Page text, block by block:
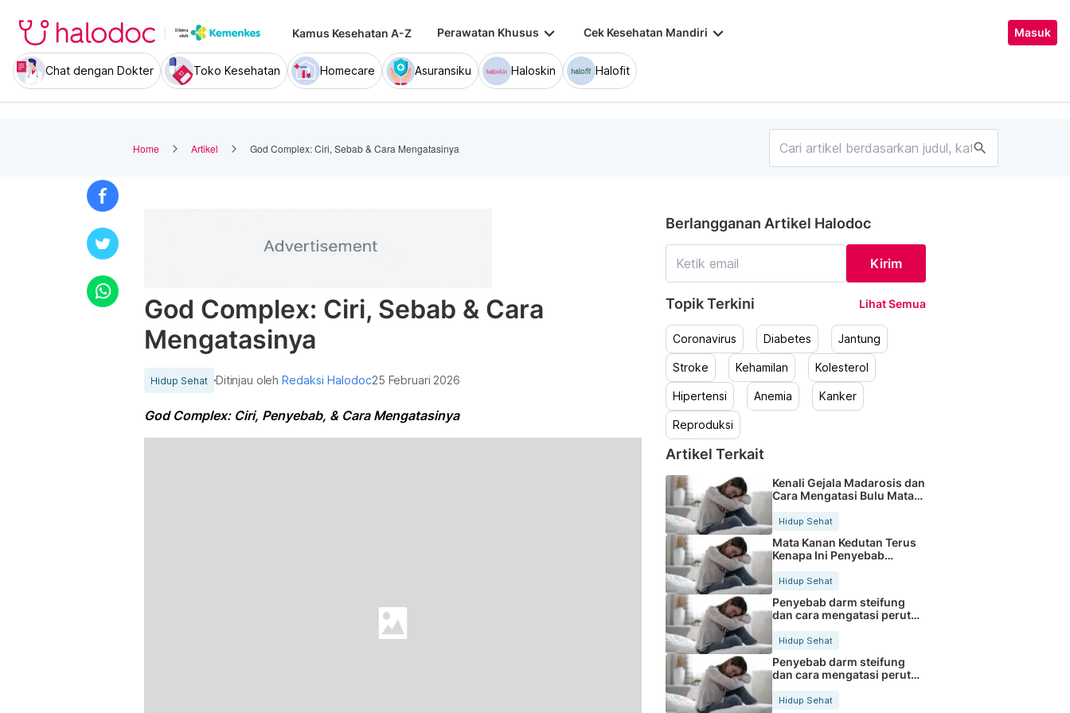
Kamus Kesehatan A-Z Perawatan Khusus keyboard_arrow_down Cek Kesehatan Mandiri keyboard_arrow_down Masuk
Chat dengan Dokter Toko Kesehatan Homecare Asuransiku Haloskin Halofit
Home Artikel God Complex: Ciri, Sebab & Cara Mengatasinya search
God Complex: Ciri, Sebab & Cara
Mengatasinya
Hidup Sehat Ditinjau olehRedaksi Halodoc25 Februari 2026
God Complex: Ciri, Penyebab, & Cara Mengatasinya
Berlangganan Artikel Halodoc
Kirim
Topik Terkini Lihat Semua
Coronavirus Diabetes Jantung
Stroke Kehamilan Kolesterol
Hipertensi Anemia Kanker
Reproduksi
Artikel Terkait
Kenali Gejala Madarosis dan
Cara Mengatasi Bulu Mata
Hidup Sehat
Mata Kanan Kedutan Terus
Kenapa Ini Penyebab
Hidup Sehat
Penyebab darm steifung
dan cara mengatasi perut
Hidup Sehat
Penyebab darm steifung
dan cara mengatasi perut
Hidup Sehat